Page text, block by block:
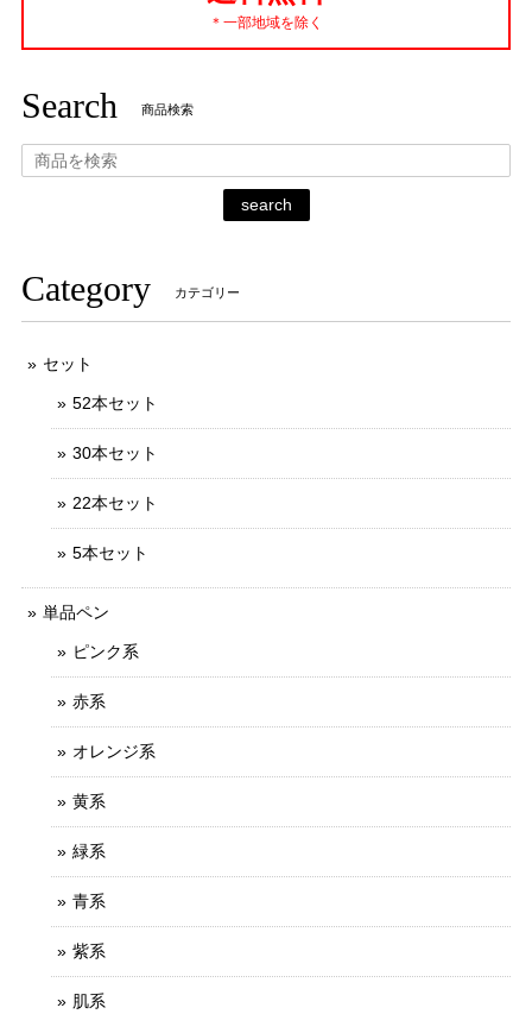
＊一部地域を除く
Search 商品検索
search
Category カテゴリー
セット
52本セット
30本セット
22本セット
5本セット
単品ペン
ピンク系
赤系
オレンジ系
黄系
緑系
青系
紫系
肌系